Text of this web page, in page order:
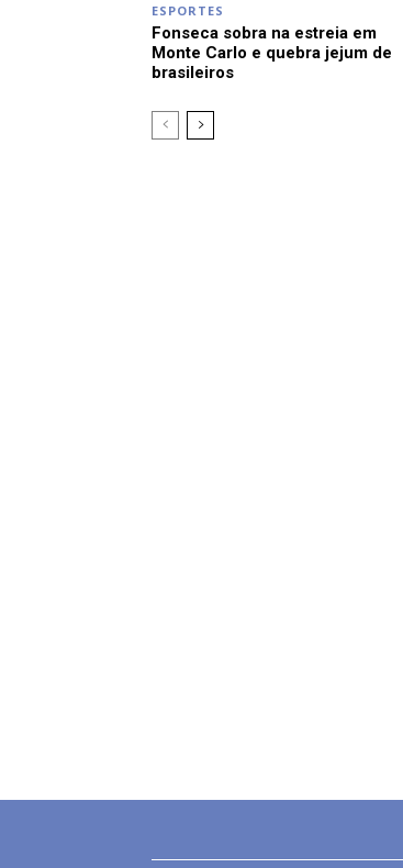
ESPORTES
Fonseca sobra na estreia em
Monte Carlo e quebra jejum de
brasileiros